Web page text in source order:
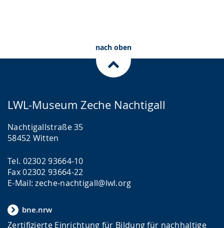
nach oben
LWL-Museum Zeche Nachtigall
Nachtigallstraße 35
58452 Witten
Tel. 02302 93664-10
Fax 02302 93664-22
E-Mail: zeche-nachtigall@lwl.org
bne.nrw
Zertifizierte Einrichtung für Bildung für nachhaltige